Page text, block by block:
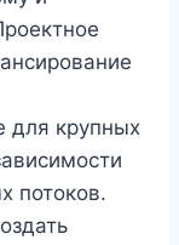
для крупных
потоков.